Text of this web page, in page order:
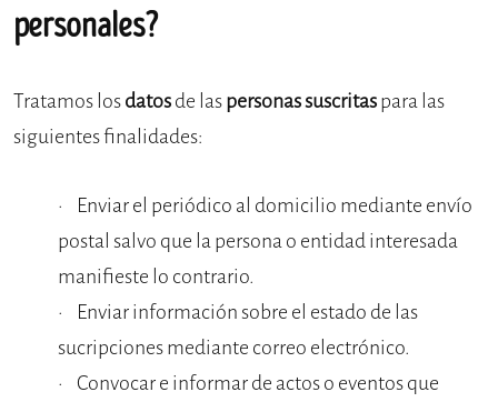
personales?
Tratamos losdatosde laspersonas suscritaspara las
siguientes finalidades:
Enviar el periódico al domicilio mediante envío
postal salvo que la persona o entidad interesada
manifieste lo contrario.
Enviar información sobre el estado de las
sucripciones mediante correo electrónico.
Convocar e informar de actos o eventos que